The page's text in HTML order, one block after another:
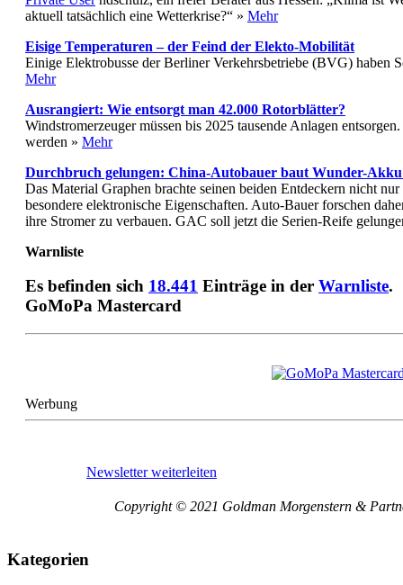
aktuell tatsächlich eine Wetterkrise?“ » Mehr
Eisige Temperaturen – der Feind der Elekto-Mobilität
Einige Elektrobusse der Berliner Verkehrsbetriebe (BVG) haben
Mehr
Ausrangiert: Wie entsorgt man 42.000 Rotorblätter?
Windstromerzeuger müssen bis 2025 tausende Anlagen
werden » Mehr
Durchbruch gelungen: China-Autobauer baut Wunder-Akku
Das Material Graphen brachte seinen beiden Entdeckern nicht
besondere elektronische Eigenschaften. Auto-Bauer forschen
ihre Stromer zu verbauen. GAC soll jetzt die Serien-Reife
Warnliste
Es befinden sich 18.441 Einträge in der Warnliste.
GoMoPa Mastercard
Werbung
Newsletter weiterleiten
Copyright © 2021 Goldman Morgenstern &
Kategorien